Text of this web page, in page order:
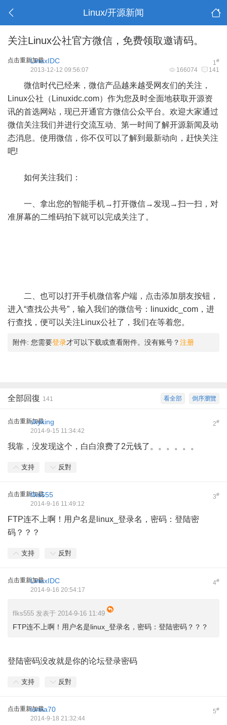
Linux/开源新闻
关注Linux公社官方微信，免费领取邀请码。
点击重新加载 1#
LinuxIDC
166074 141
2013-12-12 09:56:07
微信时代已经来，微信产品越来越受网友们的关注，
Linux公社（Linuxidc.com）作为您及时全面地获取开源资
讯的首选网站，现已开通官方微信公众平台。欢迎大家通过
微信关注我们并进行交流互动、第一时间了解开源新闻及动
态消息。使用微信，你不仅可以了解到最新动向，赶快关注
吧!
如何关注我们：
一、拿出您的智能手机→打开微信→发现→扫一扫，对
准屏幕的二维码拍下就可以完成关注了。
二、也可以打开手机微信客户端，点击添加朋友按钮，
进入“查找公共号”，输入我们的微信号：linuxidc_com，进
行查找，便可以关注Linux公社了，我们在等着您。
附件: 您需要登录才可以下载或查看附件。没有账号？注册
倒序瀏覽
看全部
全部回復 141
点击重新加载 2#
skyking
2014-9-15 11:34:42
我靠，没发现这个，白白浪费了2元钱了。。。。。。
支持 反對
点击重新加载 3#
flks555
2014-9-16 11:49:12
FTP连不上啊！用户名是linux_登录名，密码：登陆密
码？？？
支持 反對
点击重新加载 4#
LinuxIDC
2014-9-16 20:54:17
flks555 发表于 2014-9-16 11:49
FTP连不上啊！用户名是linux_登录名，密码：登陆密码？？？
登陆密码没改就是你的论坛登录密码
支持 反對
点击重新加载 5#
lumia70
2014-9-18 21:32:44